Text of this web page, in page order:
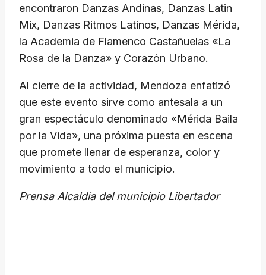
encontraron Danzas Andinas, Danzas Latin
Mix, Danzas Ritmos Latinos, Danzas Mérida,
la Academia de Flamenco Castañuelas «La
Rosa de la Danza» y Corazón Urbano.
Al cierre de la actividad, Mendoza enfatizó
que este evento sirve como antesala a un
gran espectáculo denominado «Mérida Baila
por la Vida», una próxima puesta en escena
que promete llenar de esperanza, color y
movimiento a todo el municipio.
Prensa Alcaldía del municipio Libertador